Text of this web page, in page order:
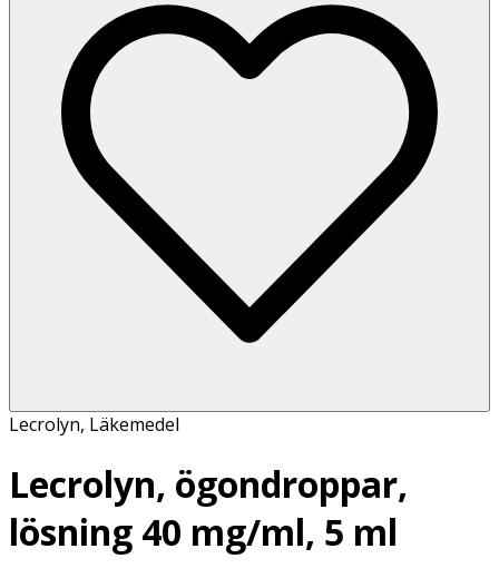
Lecrolyn, Läkemedel
Lecrolyn, ögondroppar,
lösning 40 mg/ml, 5 ml